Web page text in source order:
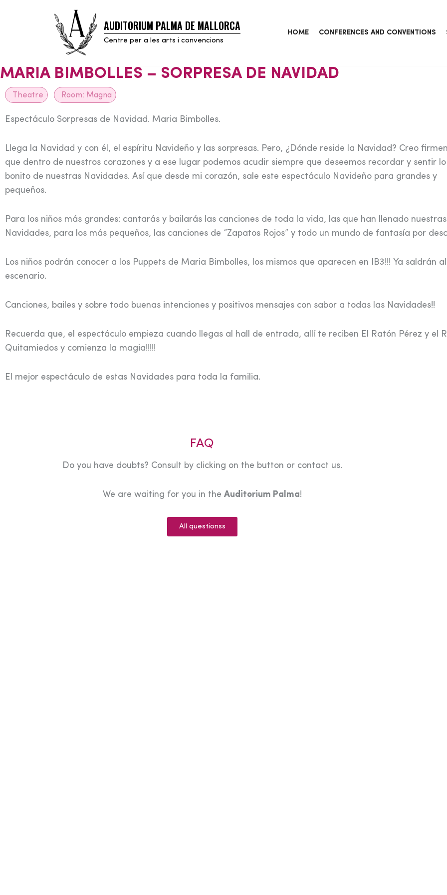
AUDITORIUM PALMA DE MALLORCA
Centre per a les arts i convencions
HOME CONFERENCES AND CONVENTIONS
MARIA BIMBOLLES – SORPRESA DE NAVIDAD
Theatre Room: Magna
Espectáculo Sorpresas de Navidad. Maria Bimbolles.
Llega la Navidad y con él, el espíritu Navideño y las sorpresas. Pero, ¿Dónde reside la Navidad? Creo
que dentro de nuestros corazones y a ese lugar podemos acudir siempre que deseemos recordar y sentir
bonito de nuestras Navidades. Así que desde mi corazón, sale este espectáculo Navideño para grandes y
pequeños.
Para los niños más grandes: cantarás y bailarás las canciones de toda la vida, las que han llenado nuestras
Navidades, para los más pequeños, las canciones de “Zapatos Rojos” y todo un mundo de fantasía por
Los niños podrán conocer a los Puppets de Maria Bimbolles, los mismos que aparecen en IB3!!! Ya saldrán al
escenario.
Canciones, bailes y sobre todo buenas intenciones y positivos mensajes con sabor a todas las Navidades!!
Recuerda que, el espectáculo empieza cuando llegas al hall de entrada, allí te reciben El Ratón Pérez y el
Quitamiedos y comienza la magia!!!!!
El mejor espectáculo de estas Navidades para toda la familia.
FAQ
Do you have doubts? Consult by clicking on the button or contact us.
We are waiting for you in the Auditorium Palma!
All questionss